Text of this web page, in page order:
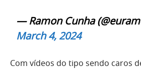
— Ramon Cunha
March 4, 2024
Com vídeos do tipo sendo caros